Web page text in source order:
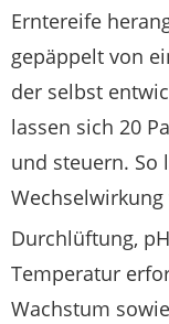
Erntereife
gepäppelt von
der selbst
lassen sich 20
und steuern. So
Wechselwirkung
Durchlüftung,
Temperatur
Wachstum